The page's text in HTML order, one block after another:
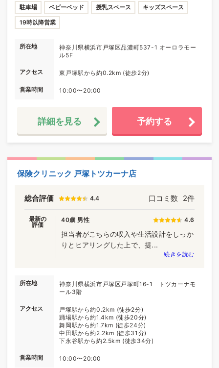
駐車場 ベビーベッド 授乳スペース キッズスペース
19時以降営業
所在地
神奈川県横浜市戸塚区品濃町537-1 オーロラモー
ル5F
アクセス 東戸塚駅から約0.2km (徒歩2分)
営業時間 10:00〜20:00
詳細を見る 予約する
保険クリニック 戸塚トツカーナ店
総合評価 4.4 口コミ数 2件
最新の
評価
40歳 男性 4.6
担当者がこちらの収入や生活設計をしっか
りとヒアリングした上で、提...
続きを読む
所在地
神奈川県横浜市戸塚区戸塚町16-1 トツカーナモ
ール3階
アクセス
戸塚駅から約0.2km (徒歩2分)
踊場駅から約1.4km (徒歩20分)
舞岡駅から約1.7km (徒歩24分)
中田駅から約2.2km (徒歩31分)
下永谷駅から約2.5km (徒歩34分)
営業時間 10:00〜20:00